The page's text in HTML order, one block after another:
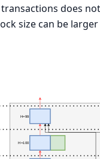
does
size can be